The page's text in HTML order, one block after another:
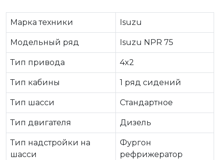
Марка техники Isuzu
Модельный ряд Isuzu NPR 75
Тип привода 4x2
Тип кабины 1 ряд сидений
Тип шасси Стандартное
Тип двигателя Дизель
Тип надстройки на
шасси
Фургон
рефрижератор